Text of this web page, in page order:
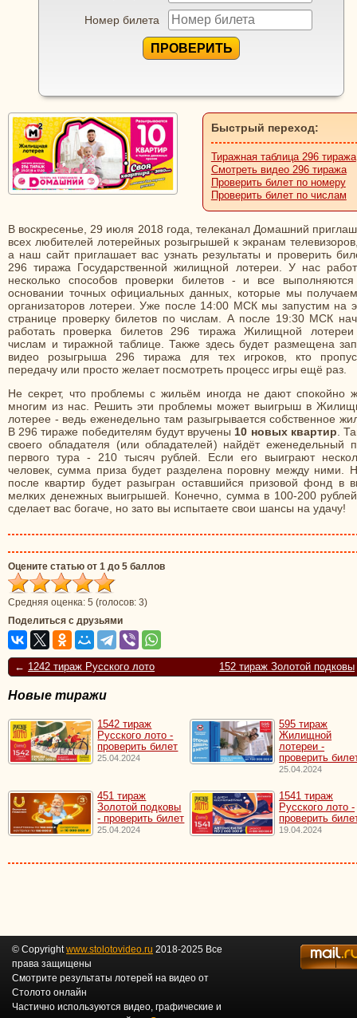
Номер билета
ПРОВЕРИТЬ
Быстрый переход:
Тиражная таблица 296 тиража
Смотреть видео 296 тиража
Проверить билет по номеру
Проверить билет по числам
В воскресенье, 29 июля 2018 года, телеканал Домашний
всех любителей лотерейных розыгрышей к экранам
а наш сайт приглашает вас узнать результаты и проверить
296 тиража Государственной жилищной лотереи. У нас
несколько способов проверки билетов - и все
основании точных официальных данных, которые мы
организаторов лотереи. Уже после 14:00 МСК мы запустим на
странице проверку билетов по числам. А после 19:30 МСК
работать проверка билетов 296 тиража Жилищной
числам и тиражной таблице. Также здесь будет размещена
видео розыгрыша 296 тиража для тех игроков, кто
передачу или просто желает посмотреть процесс игры ещё раз.
Не секрет, что проблемы с жильём иногда не дают спокойно
многим из нас. Решить эти проблемы может выигрыш в
лотерее - ведь еженедельно там разыгрывается собственное
В 296 тираже победителям будут вручены 10 новых квартир .
своего обладателя (или обладателей) найдёт еженедельный
первого тура - 210 тысяч рублей. Если его выиграют
человек, сумма приза будет разделена поровну между ними.
после квартир будет разыгран оставшийся призовой фонд в
мелких денежных выигрышей. Конечно, сумма в 100-200
сделает вас богаче, но зато вы испытаете свои шансы на удачу!
Оцените статью от 1 до 5 баллов
Средняя оценка: 5 (голосов: 3)
Поделиться с друзьями
← 1242 тираж Русского лото 152 тираж Золотой подковы
Новые тиражи
1542 тираж
Русского лото -
проверить билет
25.04.2024
595 тираж
Жилищной
лотереи -
проверить
25.04.2024
451 тираж
Золотой подковы
- проверить билет
25.04.2024
1541 тираж
Русского лото -
проверить
19.04.2024
© Copyrightwww.stolotovideo.ru 2018-2025 Все
права защищены
Смотрите результаты лотерей на видео от
Столото онлайн
Частично используются видео, графические и